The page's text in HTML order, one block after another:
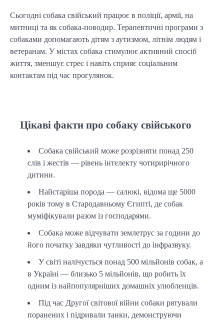
Сьогодні собака свійський працює в поліції, армії, на
митниці та як собака-поводир. Терапевтичні програми з
собаками допомагають дітям з аутизмом, літнім людям і
ветеранам. У містах собака стимулює активний спосіб
життя, зменшує стрес і навіть сприяє соціальним
контактам під час прогулянок.
Цікаві факти про собаку свійського
Собака свійський може розрізняти понад 250
слів і жестів — рівень інтелекту чотирирічного
дитини.
Найстаріша порода — салюкі, відома ще 5000
років тому в Стародавньому Єгипті, де собак
муміфікували разом із господарями.
Собака може відчувати землетрус за години до
його початку завдяки чутливості до інфразвуку.
У світі налічується понад 500 мільйонів собак, а
в Україні — близько 5 мільйонів, що робить їх
одним із найпопулярніших домашніх улюбленців.
Під час Другої світової війни собаки рятували
поранених і підривали танки, демонструючи